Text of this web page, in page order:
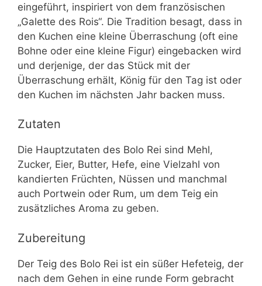
eingeführt, inspiriert von dem französischen
„Galette des Rois“. Die Tradition besagt, dass in
den Kuchen eine kleine Überraschung (oft eine
Bohne oder eine kleine Figur) eingebacken wird
und derjenige, der das Stück mit der
Überraschung erhält, König für den Tag ist oder
den Kuchen im nächsten Jahr backen muss.
Zutaten
Die Hauptzutaten des Bolo Rei sind Mehl,
Zucker, Eier, Butter, Hefe, eine Vielzahl von
kandierten Früchten, Nüssen und manchmal
auch Portwein oder Rum, um dem Teig ein
zusätzliches Aroma zu geben.
Zubereitung
Der Teig des Bolo Rei ist ein süßer Hefeteig, der
nach dem Gehen in eine runde Form gebracht